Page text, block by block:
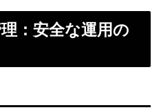
：安全な運用の